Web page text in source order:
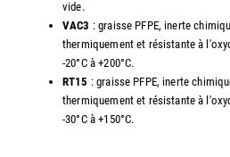
vide.
VAC3 : graisse PFPE, inerte
thermiquement et résistante à
-20°C à +200°C.
RT15 : graisse PFPE, inerte
thermiquement et résistante à
-30°C à +150°C.